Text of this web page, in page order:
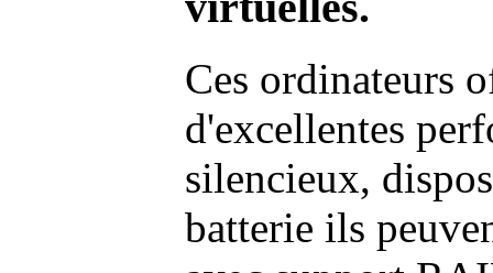
Ces ordinateurs
d'excellentes
silencieux,
batterie ils